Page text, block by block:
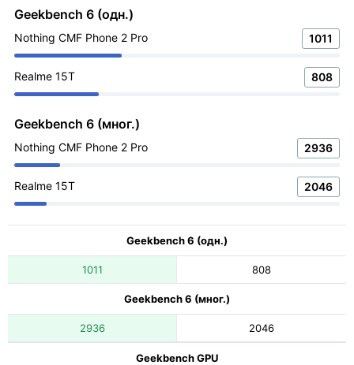
Geekbench 6 (одн.)
Nothing CMF Phone 2 Pro 1011
Realme 15T 808
Geekbench 6 (мног.)
Nothing CMF Phone 2 Pro 2936
Realme 15T 2046
Geekbench 6 (одн.)
1011 808
Geekbench 6 (мног.)
2936 2046
Geekbench GPU